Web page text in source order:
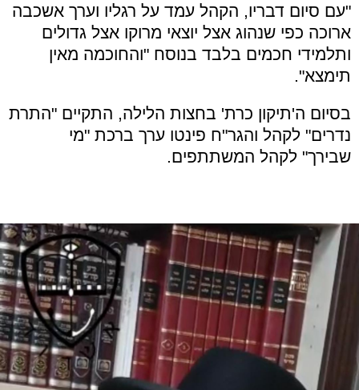
"עם סיום דבריו, הקהל עמד על רגליו וערך אשכבה
ארוכה כפי שנהוג אצל יוצאי מרוקו אצל גדולים
ותלמידי חכמים בלבד בנוסח "והחוכמה מאין
תימצא".
בסיום ה'תיקון כרת' בחצות הלילה, התקיים "התרת
נדרים" לקהל והגר"ח פינטו ערך ברכת "מי
שבירך" לקהל המשתתפים.